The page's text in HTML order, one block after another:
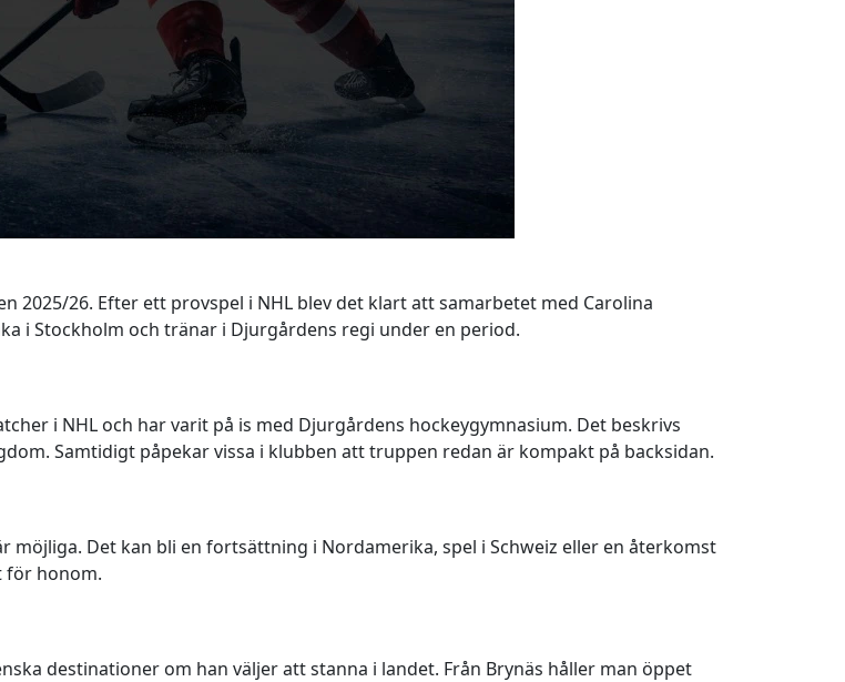
2025/26. Efter ett provspel i NHL blev det klart att samarbetet med Carolina
i Stockholm och tränar i Djurgårdens regi under en period.
i NHL och har varit på is med Djurgårdens hockeygymnasium. Det beskrivs
Samtidigt påpekar vissa i klubben att truppen redan är kompakt på backsidan.
Det kan bli en fortsättning i Nordamerika, spel i Schweiz eller en återkomst
för honom.
destinationer om han väljer att stanna i landet. Från Brynäs håller man öppet